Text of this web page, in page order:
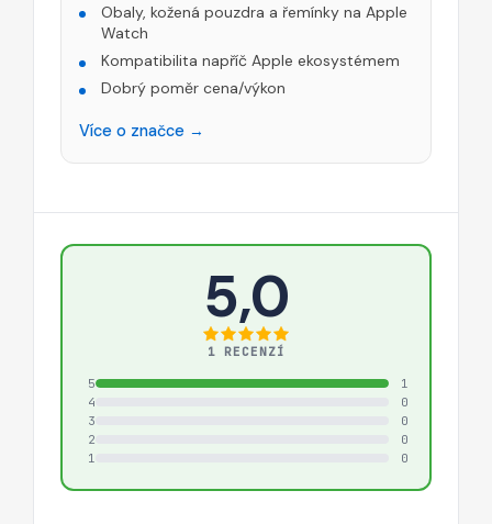
Obaly, kožená pouzdra a řemínky na Apple
Watch
Kompatibilita napříč Apple ekosystémem
Dobrý poměr cena/výkon
Více o značce →
5,0
1 RECENZÍ
5
1
4
0
3
0
2
0
1
0